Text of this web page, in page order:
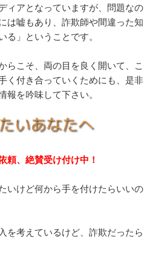
ィアとなっていますが、問題なの
は嘘もあり、詐欺師や間違った知
る」ということです。
らこそ、両の目を良く開いて、こ
く付き合っていくためにも、是非
報を吟味して下さい。
頼、絶賛受け付け中！
いけど何から手を付けたらいいの
を考えているけど、詐欺だったら